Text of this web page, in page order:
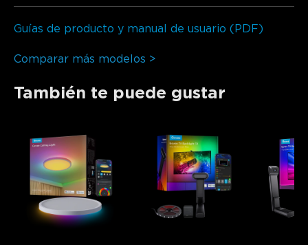
Guías de producto y manual de usuario (PDF)
Comparar más modelos >
También te puede gustar